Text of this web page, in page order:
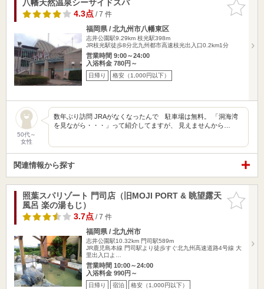
お気に入
りに追加
八幡天然温泉シーサイドスパ
4.3点/ 7 件
福岡県 / 北九州市八幡東区
志井公園駅9.29km 枝光駅398m
JR枝光駅徒歩8分北九州都市高速枝光出入口0.2km1分
営業時間 9:00～24:00
入浴料金 780円～
日帰り 格安（1,000円以下）
50代～
女性
数年ぶり訪問 JRAがなくなったんで 駐車場は無料。 「洞海湾
を見ながら・・・」って紹介してますが、 見えませんから…
関連情報から探す
お気に入
りに追加
照葉スパリゾート 門司店（旧MOJI PORT & 眺望露天
風呂 楽の湯もじ）
3.7点/ 7 件
福岡県 / 北九州市
志井公園駅10.32km 門司駅589m
JR鹿児島本線 門司駅より徒歩すぐ北九州高速道路4号線 大
里出入口よ…
営業時間 10:00～24:00
入浴料金 990円～
日帰り 宿泊 格安（1,000円以下）